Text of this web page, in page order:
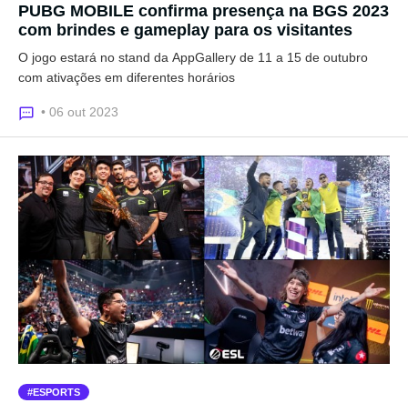
PUBG MOBILE confirma presença na BGS 2023
com brindes e gameplay para os visitantes
O jogo estará no stand da AppGallery de 11 a 15 de outubro
com ativações em diferentes horários
• 06 out 2023
ESPORTS